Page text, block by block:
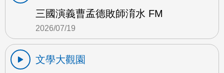
三國演義曹孟德敗師淯水 FM
2026/07/19
文學大觀園